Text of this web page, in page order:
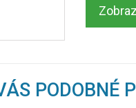
PODOBNÉ